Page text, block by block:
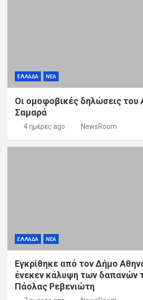
ΕΛΛΑΔΑ ΝΕΑ
Οι ομοφοβικές δηλώσεις του
Σαμαρά
4 ημέρες ago NewsRoom
ΕΛΛΑΔΑ ΝΕΑ
Εγκρίθηκε από τον Δήμο
ένεκεν κάλυψη των δαπανών
Πάολας Ρεβενιώτη